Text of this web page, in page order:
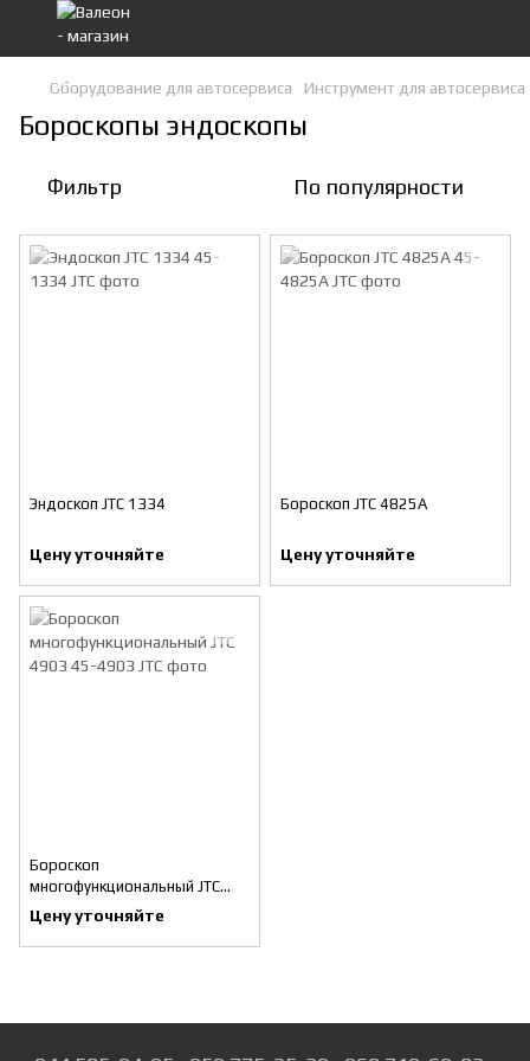
Оборудование для автосервиса Инструмент для автосервиса
Бороскопы эндоскопы
Фильтр По популярности
Эндоскоп JTC 1334
Цену уточняйте
Бороскоп JTC 4825A
Цену уточняйте
Бороскоп
многофункциональный JTC
4903
Цену уточняйте